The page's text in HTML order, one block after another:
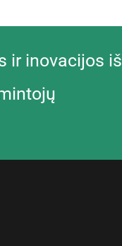
ir inovacijos iš